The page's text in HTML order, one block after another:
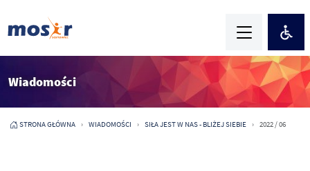
Wiadomości
STRONA GŁÓWNA WIADOMOŚCI SIŁA JEST W NAS - BLIŻEJ SIEBIE 2022 / 06